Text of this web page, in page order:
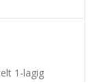
1-lagig